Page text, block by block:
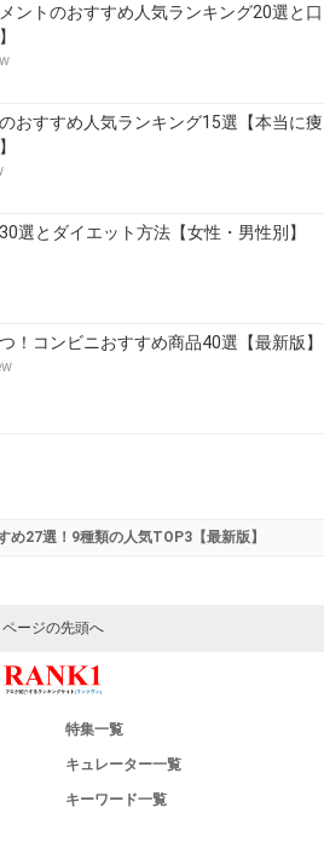
ントのおすすめ人気ランキング20選と口
おすすめ人気ランキング15選【本当に痩
選とダイエット方法【女性・男性別】
！コンビニおすすめ商品40選【最新版】
め27選！9種類の人気TOP3【最新版】
ページの先頭へ
特集一覧
キュレーター一覧
キーワード一覧